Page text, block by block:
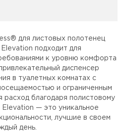
для листовых полотенец
подходит для
к уровню комфорта
диспенсер
в туалетных комнатах с
и ограниченным
расход благодаря полистовому
— это уникальное
лучшие в своем
день.